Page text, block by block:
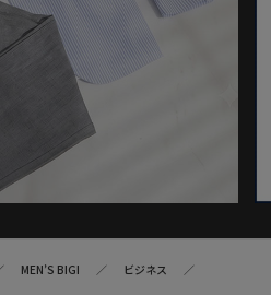
MEN’S BIGI
ビジネス